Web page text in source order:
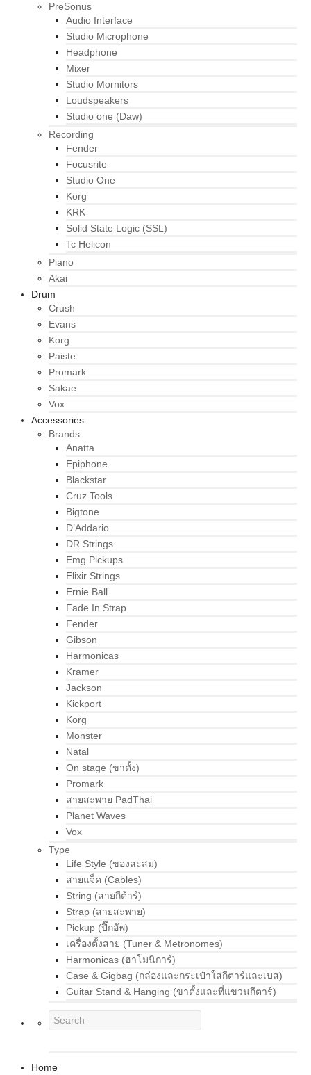
PreSonus
Audio Interface
Studio Microphone
Headphone
Mixer
Studio Mornitors
Loudspeakers
Studio one (Daw)
Recording
Fender
Focusrite
Studio One
Korg
KRK
Solid State Logic (SSL)
Tc Helicon
Piano
Akai
Drum
Crush
Evans
Korg
Paiste
Promark
Sakae
Vox
Accessories
Brands
Anatta
Epiphone
Blackstar
Cruz Tools
Bigtone
D’Addario
DR Strings
Emg Pickups
Elixir Strings
Ernie Ball
Fade In Strap
Fender
Gibson
Harmonicas
Kramer
Jackson
Kickport
Korg
Monster
Natal
On stage (ขาตั้ง)
Promark
สายสะพาย PadThai
Planet Waves
Vox
Type
Life Style (ของสะสม)
สายแจ็ค (Cables)
String (สายกีต้าร์)
Strap (สายสะพาย)
Pickup (ปิ๊กอัพ)
เครื่องตั้งสาย (Tuner & Metronomes)
Harmonicas (ฮาโมนิการ์)
Case & Gigbag (กล่องและกระเป๋าใส่กีตาร์และเบส)
Guitar Stand & Hanging (ขาตั้งและที่แขวนกีตาร์)
Home